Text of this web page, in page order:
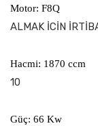
Motor:
ALMAK İCİN
Hacmi:
10
Güç: